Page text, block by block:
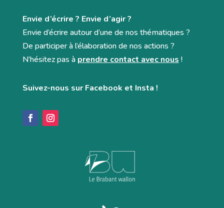
Envie d’écrire ? Envie d’agir ?
Envie d’écrire autour d’une de nos thématiques ?
De participer à l’élaboration de nos actions ?
N’hésitez pas à prendre contact avec nous !
Suivez-nous sur Facebook et Insta !